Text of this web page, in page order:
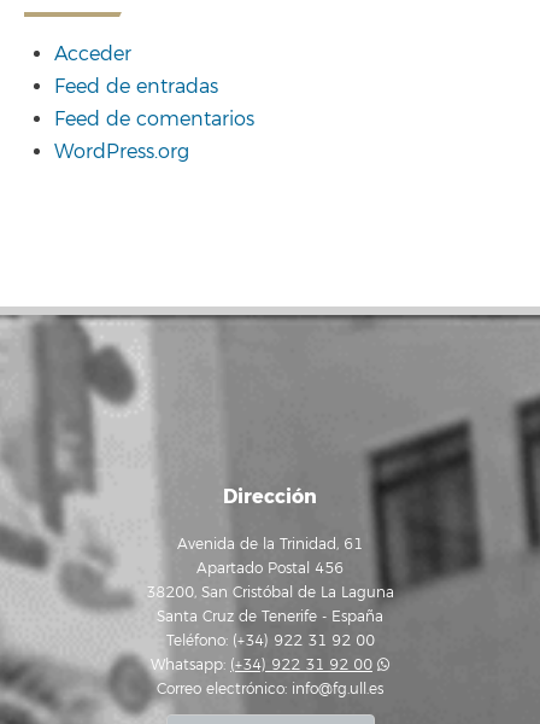
Acceder
Feed de entradas
Feed de comentarios
WordPress.org
Dirección
Avenida de la Trinidad, 61
Apartado Postal 456
38200, San Cristóbal de La Laguna
Santa Cruz de Tenerife - España
Teléfono: (+34) 922 31 92 00
Whatsapp: (+34) 922 31 92 00
Correo electrónico: info@fg.ull.es